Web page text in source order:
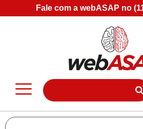
Fale com a webASAP no